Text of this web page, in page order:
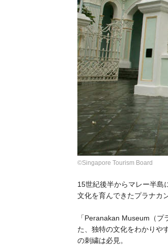
©Singapore Tourism Board
15世紀後半からマレー半島
文化を育んできたプラナカン
「Peranakan Museum（プ
た、独特の文化をわかりや
の刺繍は必見。